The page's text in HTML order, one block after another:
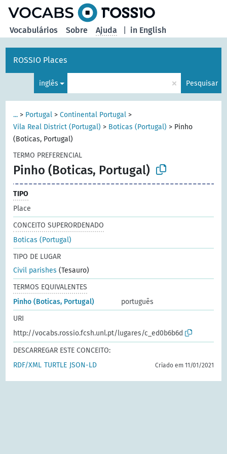
in English
Vocabulários Sobre Ajuda
ROSSIO Places
inglês × Pesquisar
... > Portugal >Continental Portugal >
Vila Real District (Portugal) > Boticas (Portugal) > Pinho
(Boticas, Portugal)
TERMO PREFERENCIAL
Pinho (Boticas, Portugal)
TIPO
Place
CONCEITO SUPERORDENADO
Boticas (Portugal)
TIPO DE LUGAR
Civil parishes (Tesauro)
TERMOS EQUIVALENTES
Pinho (Boticas, Portugal)
português
URI
http://vocabs.rossio.fcsh.unl.pt/lugares/c_ed0b6b6d
DESCARREGAR ESTE CONCEITO:
RDF/XML TURTLE JSON-LD Criado em 11/01/2021